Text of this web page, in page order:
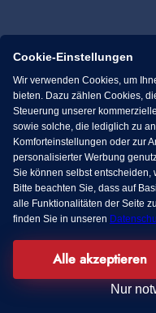
Makler
Notar
Cookie-Einstellungen
Wir verwenden Cookies, um
bieten. Dazu zählen Cookies,
Steuerung unserer
sowie solche, die lediglich zu
Komforteinstellungen oder zur
personalisierter Werbung
Sie können selbst entscheiden,
Bitte beachten Sie, dass auf
alle Funktionalitäten der Seite
finden Sie in unseren
Alle akzeptieren
Nur